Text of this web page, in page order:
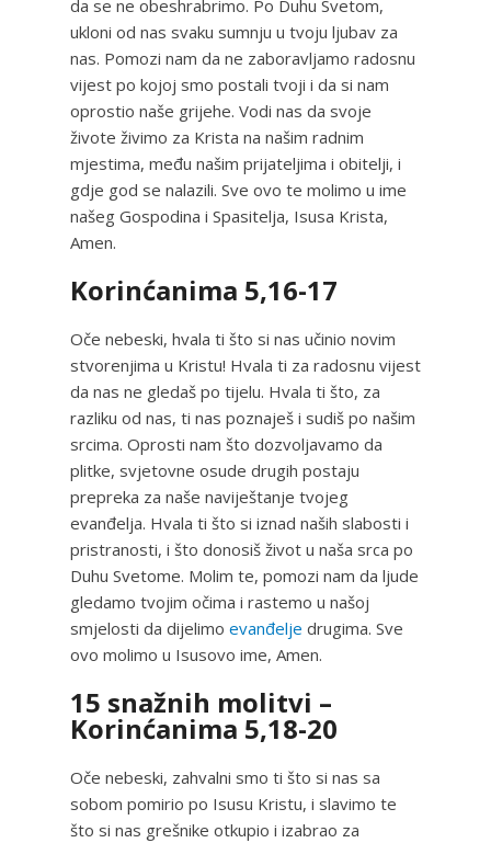
da se ne obeshrabrimo. Po Duhu Svetom,
ukloni od nas svaku sumnju u tvoju ljubav za
nas. Pomozi nam da ne zaboravljamo radosnu
vijest po kojoj smo postali tvoji i da si nam
oprostio naše grijehe. Vodi nas da svoje
živote živimo za Krista na našim radnim
mjestima, među našim prijateljima i obitelji, i
gdje god se nalazili. Sve ovo te molimo u ime
našeg Gospodina i Spasitelja, Isusa Krista,
Amen.
Korinćanima 5,16-17
Oče nebeski, hvala ti što si nas učinio novim
stvorenjima u Kristu! Hvala ti za radosnu vijest
da nas ne gledaš po tijelu. Hvala ti što, za
razliku od nas, ti nas poznaješ i sudiš po našim
srcima. Oprosti nam što dozvoljavamo da
plitke, svjetovne osude drugih postaju
prepreka za naše naviještanje tvojeg
evanđelja. Hvala ti što si iznad naših slabosti i
pristranosti, i što donosiš život u naša srca po
Duhu Svetome. Molim te, pomozi nam da ljude
gledamo tvojim očima i rastemo u našoj
smjelosti da dijelimo evanđelje drugima. Sve
ovo molimo u Isusovo ime, Amen.
15 snažnih molitvi –
Korinćanima 5,18-20
Oče nebeski, zahvalni smo ti što si nas sa
sobom pomirio po Isusu Kristu, i slavimo te
što si nas grešnike otkupio i izabrao za